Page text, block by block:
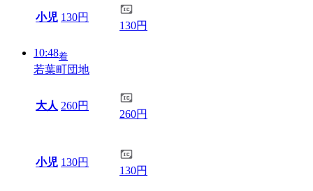
小児 130円
130円
10:48着
若葉町団地
大人 260円
260円
小児 130円
130円